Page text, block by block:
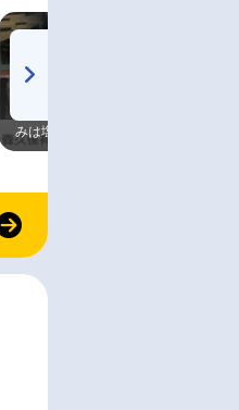
みは塩だけ